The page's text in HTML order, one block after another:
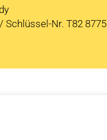
Schlüssel-Nr. T82 8775